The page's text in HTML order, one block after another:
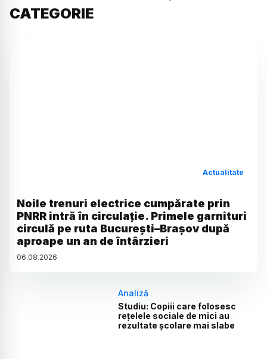
CATEGORIE
Actualitate
Noile trenuri electrice cumpărate prin
PNRR intră în circulație. Primele garnituri
circulă pe ruta București–Brașov după
aproape un an de întârzieri
06.08.2026
Analiză
Studiu: Copiii care folosesc
rețelele sociale de mici au
rezultate școlare mai slabe